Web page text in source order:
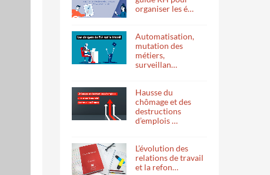
organiser les é…
Automatisation,
mutation des
métiers,
surveillan…
Hausse du
chômage et des
destructions
d’emplois …
L’évolution des
relations de travail
et la refon…